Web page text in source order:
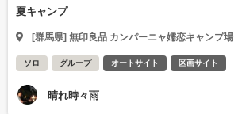
夏キャンプ
[群馬県] 無印良品 カンパーニャ嬬恋キャンプ場
ソロ グループ オートサイト 区画サイト
晴れ時々雨